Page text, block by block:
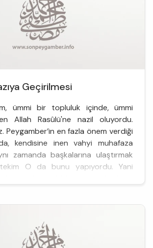
Geçirilmesi
ümmi bir topluluk içinde, ümmi
Allah Rasûlü'ne nazil oluyordu.
Peygamber’in en fazla önem verdiği
kendisine inen vahyi muhafaza
zamanda başkalarına ulaştırmak
O da bunu yapıyordu. Yani